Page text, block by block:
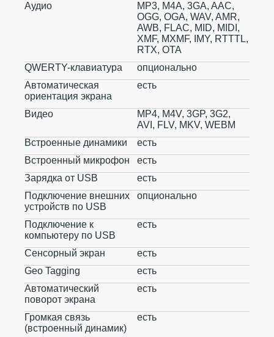
Аудио
MP3, M4A, 3GA, AAC,
OGG, OGA, WAV, AMR,
AWB, FLAC, MID, MIDI,
XMF, MXMF, IMY, RTTTL,
RTX, OTA
QWERTY-клавиатура
опционально
Автоматическая
ориентация экрана
есть
Видео
MP4, M4V, 3GP, 3G2,
AVI, FLV, MKV, WEBM
Встроенные динамики
есть
Встроенный микрофон
есть
Зарядка от USB
есть
Подключение внешних
устройств по USB
опционально
Подключение к
компьютеру по USB
есть
Сенсорный экран
есть
Geo Tagging
есть
Автоматический
поворот экрана
есть
Громкая связь
(встроенный динамик)
есть